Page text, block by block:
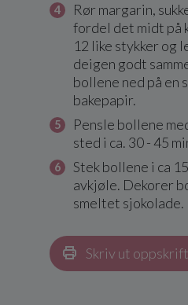
Rør margarin,
fordel det midt på
12 like stykker og
deigen godt
bollene ned på en
bakepapir.
Pensle bollene
sted i ca. 30 - 45
Stek bollene i ca
avkjøle. Dekorer
smeltet sjokolade.
Skriv ut oppskrift